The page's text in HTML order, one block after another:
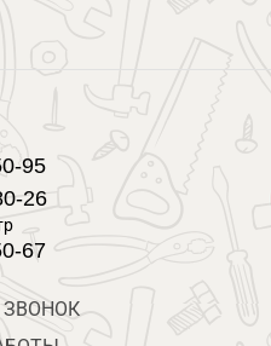
95
26
67
ЗВОНОК